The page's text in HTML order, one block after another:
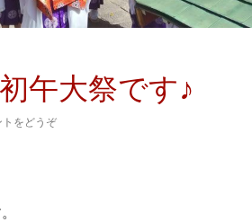
午大祭です♪
トをどうぞ